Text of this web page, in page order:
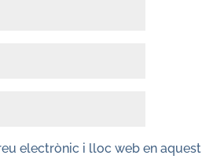
electrònic i lloc web en